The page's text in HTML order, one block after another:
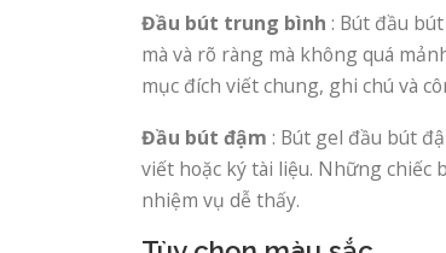
Đầu bút trung bình : Bút đầu
mà và rõ ràng mà không quá
mục đích viết chung, ghi chú và
Đầu bút đậm : Bút gel đầu bút
viết hoặc ký tài liệu. Những chiếc
nhiệm vụ dễ thấy.